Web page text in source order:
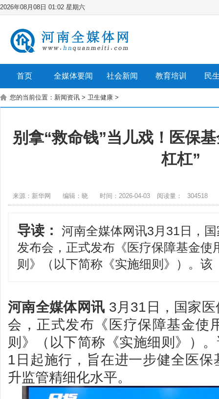
2026年08月08日 01:02 星期六
首页 全媒体要闻 社会新闻 教育培训 民
您的当前位置： 新闻资讯 > 卫生健康 >
别拿“救命钱”当儿戏！医保
杠杠”
来源：新华网 编辑：晓 时间：2026-04-03 阅读量： 304518
导读：
河南全媒体网讯3月31日，
发布会，正式发布《医疗保障基金使
则》（以下简称《实施细则》）。该
河南全媒体网讯 3月31日，国家
会，正式发布《医疗保障基金使
则》（以下简称《实施细则》）
1日起施行，旨在进一步健全医
升监管精细化水平。